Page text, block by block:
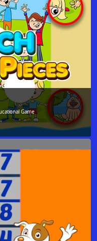
Game